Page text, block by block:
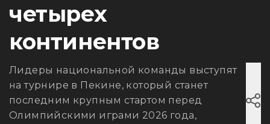
четырех
континентов
Лидеры национальной команды выступят
на турнире в Пекине, который станет
последним крупным стартом перед
Олимпийскими играми 2026 года,